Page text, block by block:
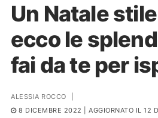
NOVITÀ
AMBIENTI
FAI DA TE
PIANTE
Un Natale
ecco le
fai da te per
ALESSIA ROCCO
8 DICEMBRE 2022
| AGGIORNATO IL 12